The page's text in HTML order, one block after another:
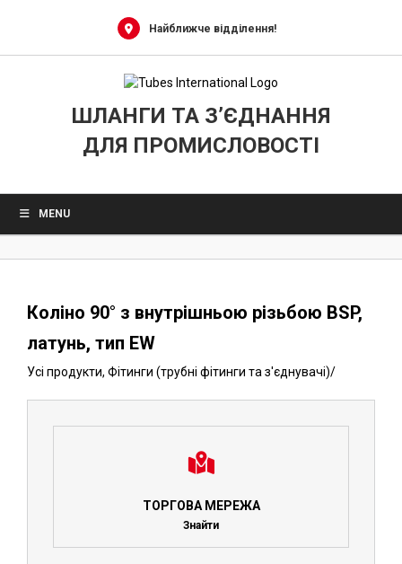
Найближче відділення!
ШЛАНГИ ТА З’ЄДНАННЯ
ДЛЯ ПРОМИСЛОВОСТІ
MENU
Коліно 90° з внутрішньою різьбою BSP,
латунь, тип EW
Усі продукти, Фітинги (трубні фітинги та з'єднувачі)/
ТОРГОВА МЕРЕЖА
Знайти